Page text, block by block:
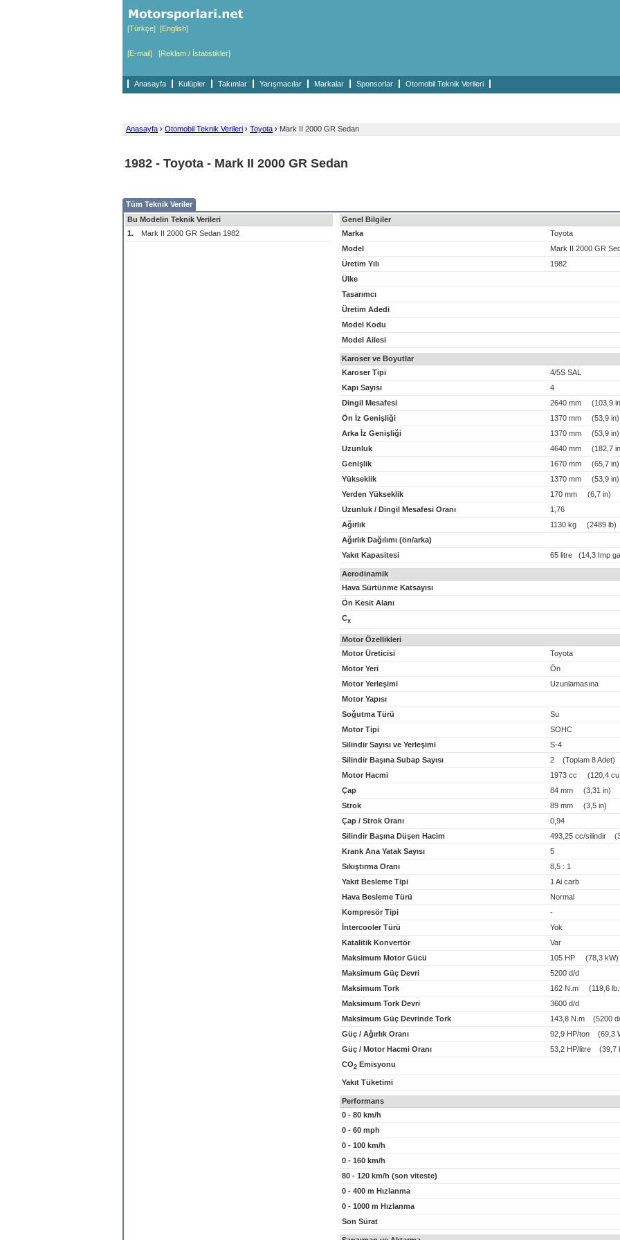
[Türkçe] [English]
[E-mail] [Reklam / İstatistikler]
Anasayfa Kulüpler Takımlar Yarışmacılar Markalar Sponsorlar Otomobil Teknik Verileri
Anasayfa › Otomobil Teknik Verileri › Toyota › Mark II 2000 GR Sedan
1982 - Toyota - Mark II 2000 GR Sedan
Tüm Teknik Veriler
Bu Modelin Teknik Verileri
1.
Mark II 2000 GR Sedan 1982
Genel Bilgiler
Marka
Toyota
Model
Mark II 2000 GR
Üretim Yılı
1982
Ülke
Tasarımcı
Üretim Adedi
Model Kodu
Model Ailesi
Karoser ve Boyutlar
Karoser Tipi
4/5S SAL
Kapı Sayısı
4
Dingil Mesafesi
2640 mm (103,9
Ön İz Genişliği
1370 mm (53,9 in)
Arka İz Genişliği
1370 mm (53,9 in)
Uzunluk
4640 mm (182,7
Genişlik
1670 mm (65,7 in)
Yükseklik
1370 mm (53,9 in)
Yerden Yükseklik
170 mm (6,7 in)
Uzunluk / Dingil Mesafesi Oranı
1,76
Ağırlık
1130 kg (2489 lb)
Ağırlık Dağılımı (ön/arka)
Yakıt Kapasitesi
65 litre (14,3 Imp
Aerodinamik
Hava Sürtünme Katsayısı
Ön Kesit Alanı
Cx
Motor Özellikleri
Motor Üreticisi
Toyota
Motor Yeri
Ön
Motor Yerleşimi
Uzunlamasına
Motor Yapısı
Soğutma Türü
Su
Motor Tipi
SOHC
Silindir Sayısı ve Yerleşimi
S-4
Silindir Başına Subap Sayısı
2 (Toplam 8 Adet)
Motor Hacmi
1973 cc (120,4 cu
Çap
84 mm (3,31 in)
Strok
89 mm (3,5 in)
Çap / Strok Oranı
0,94
Silindir Başına Düşen Hacim
493,25 cc/silindir
Krank Ana Yatak Sayısı
5
Sıkıştırma Oranı
8,5 : 1
Yakıt Besleme Tipi
1 Ai carb
Hava Besleme Türü
Normal
Kompresör Tipi
-
İntercooler Türü
Yok
Katalitik Konvertör
Var
Maksimum Motor Gücü
105 HP (78,3 kW)
Maksimum Güç Devri
5200 d/d
Maksimum Tork
162 N.m (119,6
Maksimum Tork Devri
3600 d/d
Maksimum Güç Devrinde Tork
143,8 N.m (5200
Güç / Ağırlık Oranı
92,9 HP/ton (69,3
Güç / Motor Hacmi Oranı
53,2 HP/litre (39,7
CO2 Emisyonu
Yakıt Tüketimi
Performans
0 - 80 km/h
0 - 60 mph
0 - 100 km/h
0 - 160 km/h
80 - 120 km/h (son viteste)
0 - 400 m Hızlanma
0 - 1000 m Hızlanma
Son Sürat